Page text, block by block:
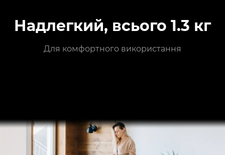
Надлегкий, всього 1.3 кг
Для комфортного використання